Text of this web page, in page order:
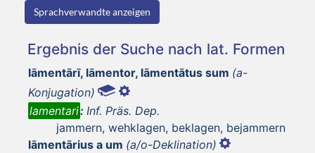
Sprachverwandte anzeigen
Ergebnis der Suche nach lat. Formen
lāmentārī, lāmentor, lāmentātus sum (a-
Konjugation)
lamentari: Inf. Präs. Dep.
jammern, wehklagen, beklagen, bejammern
lāmentārius a um (a/o-Deklination)